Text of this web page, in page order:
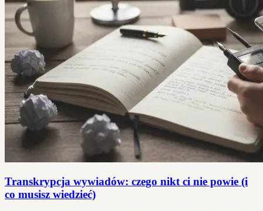
Transkrypcja wywiadów: czego nikt ci nie powie (i
co musisz wiedzieć)